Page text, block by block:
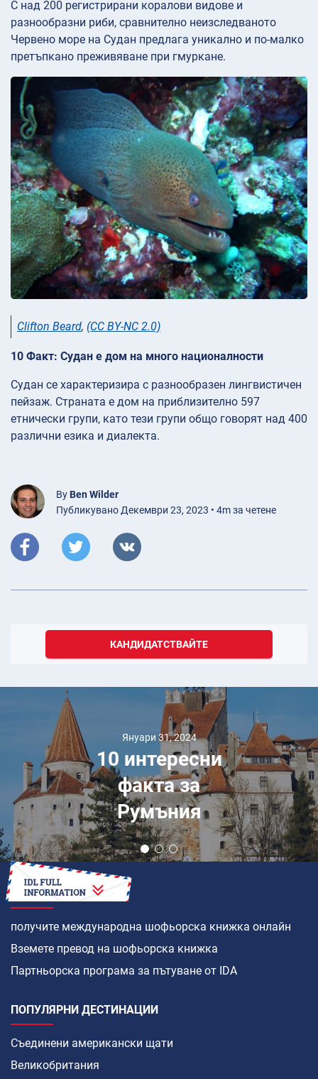
С над 200 регистрирани коралови видове и
разнообразни риби, сравнително неизследваното
Червено море на Судан предлага уникално и по-малко
претъпкано преживяване при гмуркане.
Clifton Beard, (CC BY-NC 2.0)
10 Факт: Судан е дом на много националности
Судан се характеризира с разнообразен лингвистичен
пейзаж. Страната е дом на приблизително 597
етнически групи, като тези групи общо говорят над 400
различни езика и диалекта.
By Ben Wilder
Публикувано Декември 23, 2023 • 4m за четене
КАНДИДАТСТВАЙТЕ
Януари 31, 2024
10 интересни
факта за
Румъния
КАК ДА
получите международна шофьорска книжка онлайн
Вземете превод на шофьорска книжка
Партньорска програма за пътуване от IDA
ПОПУЛЯРНИ ДЕСТИНАЦИИ
Съединени американски щати
Великобритания